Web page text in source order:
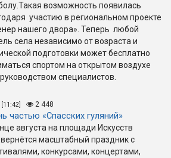
возможность появилась
участию в региональном проекте
нашего двора». Теперь любой
села независимо от возраста и
подготовки может бесплатно
спортом на открытом воздухе
специалистов.
2 448
частью «Спасских гуляний»
августа на площади Искусств
масштабный праздник с
конкурсами, концертами,